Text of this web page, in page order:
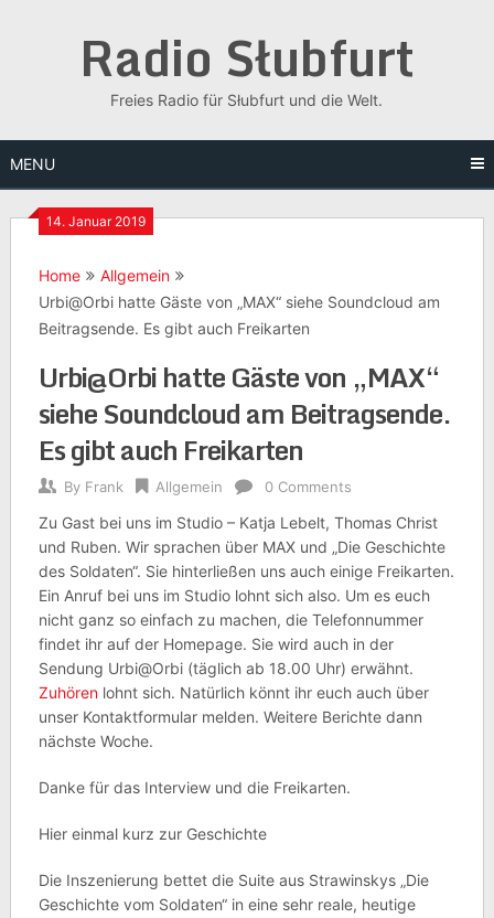
Radio Słubfurt
Freies Radio für Słubfurt und die Welt.
MENU
14. Januar 2019
Home
Allgemein
Urbi@Orbi hatte Gäste von „MAX“ siehe Soundcloud am
Beitragsende. Es gibt auch Freikarten
Urbi@Orbi hatte Gäste von „MAX“
siehe Soundcloud am Beitragsende.
Es gibt auch Freikarten
By Frank Allgemein 0 Comments
Zu Gast bei uns im Studio – Katja Lebelt, Thomas Christ
und Ruben. Wir sprachen über MAX und „Die Geschichte
des Soldaten“. Sie hinterließen uns auch einige Freikarten.
Ein Anruf bei uns im Studio lohnt sich also. Um es euch
nicht ganz so einfach zu machen, die Telefonnummer
findet ihr auf der Homepage. Sie wird auch in der
Sendung Urbi@Orbi (täglich ab 18.00 Uhr) erwähnt.
Zuhörenlohnt sich. Natürlich könnt ihr euch auch über
unser Kontaktformular melden. Weitere Berichte dann
nächste Woche.
Danke für das Interview und die Freikarten.
Hier einmal kurz zur Geschichte
Die Inszenierung bettet die Suite aus Strawinskys „Die
Geschichte vom Soldaten“ in eine sehr reale, heutige